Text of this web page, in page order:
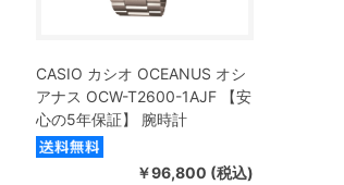
CASIO カシオ OCEANUS オシ
アナス OCW-T2600-1AJF 【安
心の5年保証】 腕時計
￥96,800 (税込)